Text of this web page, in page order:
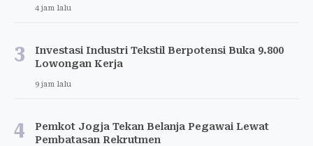
4 jam lalu
3
Investasi Industri Tekstil Berpotensi Buka 9.800
Lowongan Kerja
9 jam lalu
4
Pemkot Jogja Tekan Belanja Pegawai Lewat
Pembatasan Rekrutmen